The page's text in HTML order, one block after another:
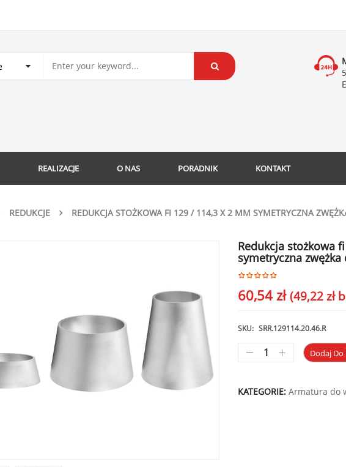
REALIZACJE O NAS PORADNIK KONTAKT
REDUKCJE REDUKCJA STOŻKOWA FI 129 / 114,3 X 2 MM SYMETRYCZNA
Redukcja stożkowa
symetryczna
60,54 zł (49,22 zł
SKU: SRR.129114.20.46.R
Dodaj Do
KATEGORIE: Armatura do